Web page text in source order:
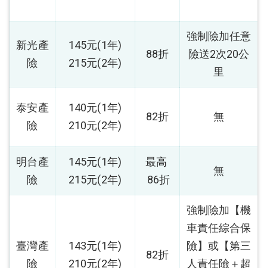
新光產
險
145元(1年)
215元(2年)
88折
強制險加任意
險送2次20公
里
泰安產
險
140元(1年)
210元(2年)
82折 無
明台產
險
145元(1年)
215元(2年)
最高
86折
無
臺灣產
險
143元(1年)
210元(2年)
82折
強制險加【機
車責任綜合保
險】或【第三
人責任險＋超